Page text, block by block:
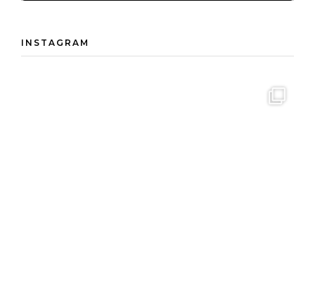
INSTAGRAM